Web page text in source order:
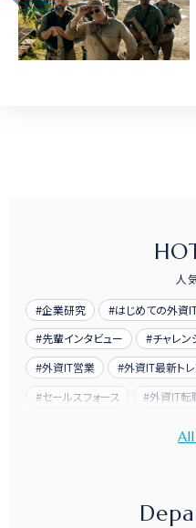
人
企業研究 はじめての外資
先輩インタビュー
チャレン
外資IT営業
外資IT最新ト
セールスフォース
外資IT転